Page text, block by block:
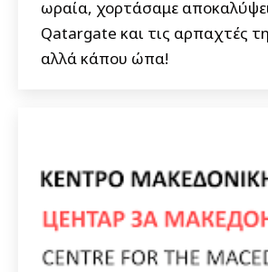
ωραία, χορτάσαμε
Qatargate και τις αρπαχτές
αλλά κάπου ώπα!